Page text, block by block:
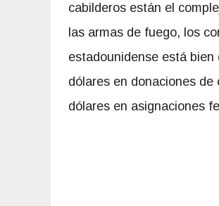
cabilderos están el
las armas de fuego, los
estadounidense está
dólares en donaciones
dólares en asignaciones